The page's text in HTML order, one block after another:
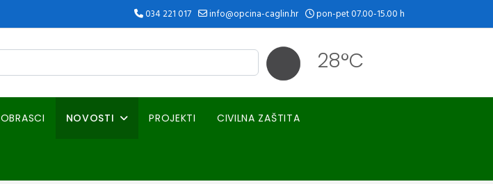
034 221 017 info@opcina-caglin.hr pon-pet 07.00-15.00 h
28°C
OBRASCI NOVOSTI PROJEKTI CIVILNA ZAŠTITA